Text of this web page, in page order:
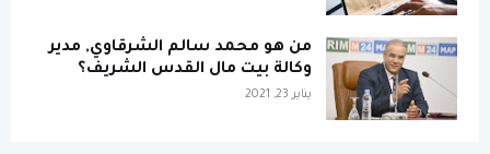
من هو محمد سالم الشرقاوي, مدير
وكالة بيت مال القدس الشريف؟
يناير 23, 2021